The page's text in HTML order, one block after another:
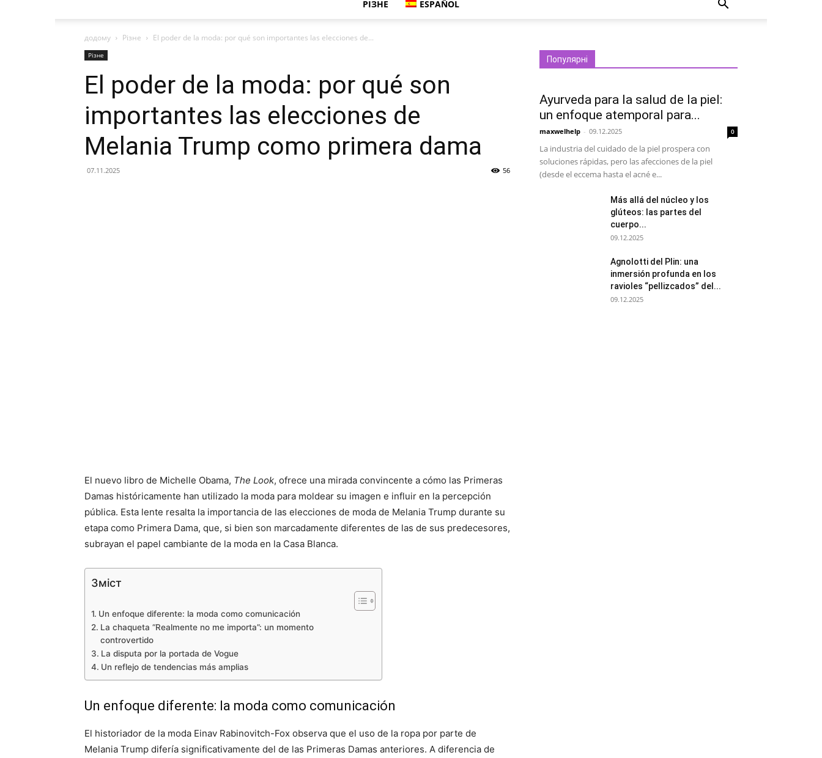
РІЗНЕ ESPAÑOL
додому Різне El poder de la moda: por qué son importantes las elecciones de...
Різне
El poder de la moda: por qué son
importantes las elecciones de
Melania Trump como primera dama
07.11.2025 56
El nuevo libro de Michelle Obama, The Look, ofrece una mirada convincente a cómo las Primeras
Damas históricamente han utilizado la moda para moldear su imagen e influir en la percepción
pública. Esta lente resalta la importancia de las elecciones de moda de Melania Trump durante su
etapa como Primera Dama, que, si bien son marcadamente diferentes de las de sus predecesores,
subrayan el papel cambiante de la moda en la Casa Blanca.
Зміст
Un enfoque diferente: la moda como comunicación
La chaqueta “Realmente no me importa”: un momento
controvertido
La disputa por la portada de Vogue
Un reflejo de tendencias más amplias
Un enfoque diferente: la moda como comunicación
El historiador de la moda Einav Rabinovitch-Fox observa que el uso de la ropa por parte de
Melania Trump difería significativamente del de las Primeras Damas anteriores. A diferencia de
Популярні
Ayurveda para la salud de la piel:
un enfoque atemporal para...
maxwelhelp - 09.12.2025 0
La industria del cuidado de la piel prospera con
soluciones rápidas, pero las afecciones de la piel
(desde el eccema hasta el acné e...
Más allá del núcleo y los
glúteos: las partes del
cuerpo...
09.12.2025
Agnolotti del Plin: una
inmersión profunda en los
ravioles “pellizcados” del...
09.12.2025